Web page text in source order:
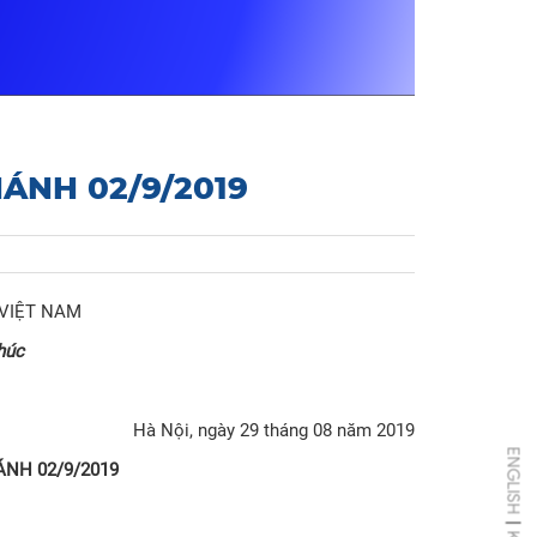
02/9/2019
NAM
Hà Nội, ngày 29 tháng 08 năm 2019
02/9/2019
ENGLISH
|